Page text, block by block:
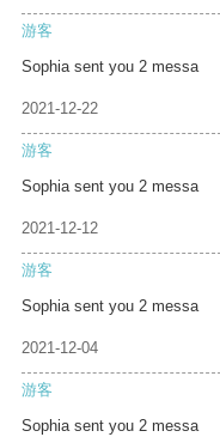
游客
Sophia sent you 2 messa
2021-12-22
游客
Sophia sent you 2 messa
2021-12-12
游客
Sophia sent you 2 messa
2021-12-04
游客
Sophia sent you 2 messa